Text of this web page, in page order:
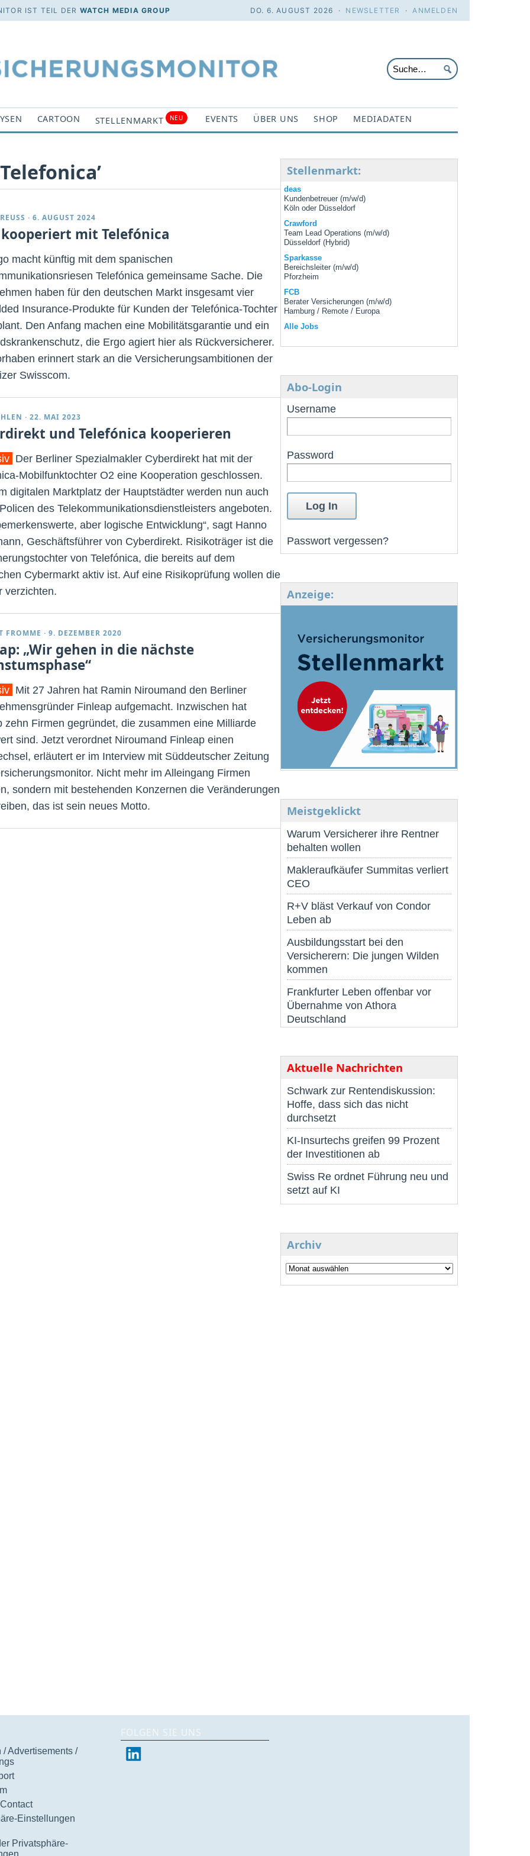
IST TEIL DER WATCH MEDIA GROUP DO. 6. AUGUST 2026 · NEWSLETTER ·ANMELDEN
CARTOON STELLENMARKT NEU EVENTS ÜBER UNS SHOP MEDIADATEN
· 6. AUGUST 2024
mit Telefónica
macht künftig mit dem spanischen
Telefónica gemeinsame Sache. Die
haben für den deutschen Markt insgesamt vier
Insurance-Produkte für Kunden der Telefónica-Tochter
Den Anfang machen eine Mobilitätsgarantie und ein
die Ergo agiert hier als Rückversicherer.
erinnert stark an die Versicherungsambitionen der
Swisscom.
· 22. MAI 2023
und Telefónica kooperieren
Der Berliner Spezialmakler Cyberdirekt hat mit der
Mobilfunktochter O2 eine Kooperation geschlossen.
digitalen Marktplatz der Hauptstädter werden nun auch
des Telekommunikationsdienstleisters angeboten.
aber logische Entwicklung“, sagt Hanno
Geschäftsführer von Cyberdirekt. Risikoträger ist die
von Telefónica, die bereits auf dem
Cybermarkt aktiv ist. Auf eine Risikoprüfung wollen die
verzichten.
FROMME · 9. DEZEMBER 2020
„Wir gehen in die nächste
Mit 27 Jahren hat Ramin Niroumand den Berliner
Finleap aufgemacht. Inzwischen hat
zehn Firmen gegründet, die zusammen eine Milliarde
sind. Jetzt verordnet Niroumand Finleap einen
erläutert er im Interview mit Süddeutscher Zeitung
Nicht mehr im Alleingang Firmen
sondern mit bestehenden Konzernen die Veränderungen
das ist sein neues Motto.
Stellenmarkt:
deas
Kundenbetreuer (m/w/d)
Köln oder Düsseldorf
Crawford
Team Lead Operations (m/w/d)
Düsseldorf (Hybrid)
Sparkasse
Bereichsleiter (m/w/d)
Pforzheim
FCB
Berater Versicherungen (m/w/d)
Hamburg / Remote / Europa
Alle Jobs
Abo-Login
Username
Password
Passwort vergessen?
Anzeige:
Meistgeklickt
Warum Versicherer ihre Rentner
behalten wollen
Makleraufkäufer Summitas verliert
CEO
R+V bläst Verkauf von Condor
Leben ab
Ausbildungsstart bei den
Versicherern: Die jungen Wilden
kommen
Frankfurter Leben offenbar vor
Übernahme von Athora
Deutschland
Aktuelle Nachrichten
Schwark zur Rentendiskussion:
Hoffe, dass sich das nicht
durchsetzt
KI-Insurtechs greifen 99 Prozent
der Investitionen ab
Swiss Re ordnet Führung neu und
setzt auf KI
Archiv
/ Advertisements /
Einstellungen
Privatsphäre-
FOLGEN SIE UNS